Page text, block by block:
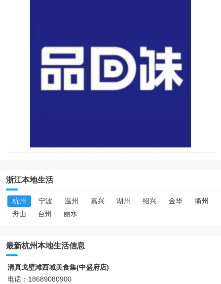
浙江本地生活
杭州 宁波 温州 嘉兴 湖州 绍兴 金华
衢州
舟山
台州 丽水
最新杭州本地生活信息
清真戈壁滩西域美食集(中盛府店)
电话：18689080900